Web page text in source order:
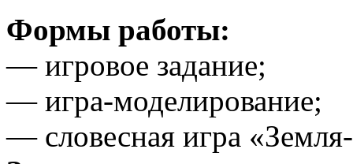
Формы работы:
— игровое задание;
— игра-моделирование;
— словесная игра